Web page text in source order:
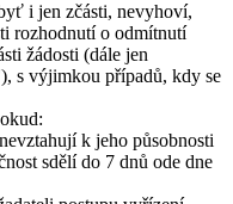
i jen zčásti, nevyhoví,
rozhodnutí o odmítnutí
žádosti (dále jen
s výjimkou případů, kdy se
k jeho působnosti
sdělí do 7 dnů ode dne